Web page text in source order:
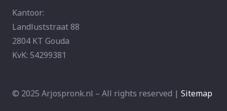
Kantoor:
Landluststraat 88
2804 KT Gouda
KvK: 54299381
© 2025 Arjospronk.nl – All rights reserved | Sitemap